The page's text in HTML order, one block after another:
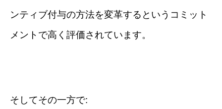
ンティブ付与の方法を変革するというコミット
メントで高く評価されています。
そしてその一方で: